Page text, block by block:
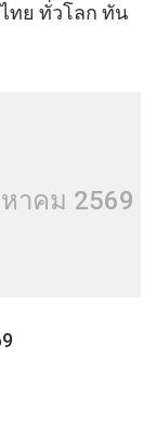
ทย ทั่วโลก ทัน
หาคม 2569